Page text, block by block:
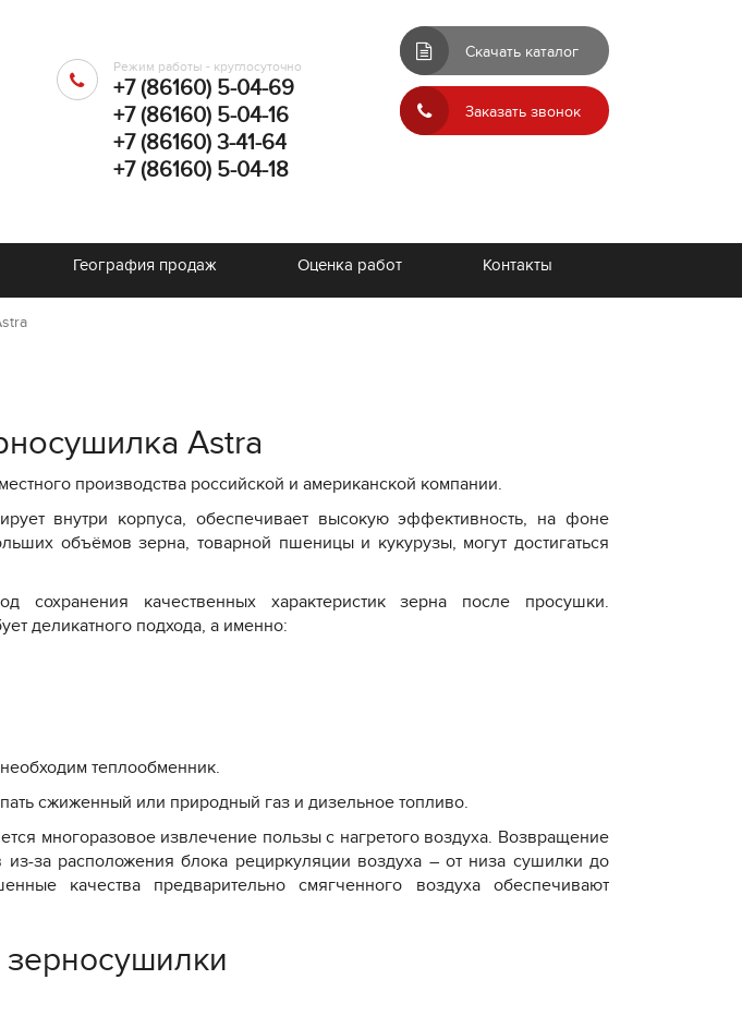
Режим работы - круглосуточно
+7 (86160) 5-04-69
+7 (86160) 5-04-16
+7 (86160) 3-41-64
+7 (86160) 5-04-18
Скачать каталог
Заказать звонок
География продаж Оценка работ Контакты
Astra
производства российской и американской компании.
внутри корпуса, обеспечивает высокую эффективность, на фоне
объёмов зерна, товарной пшеницы и кукурузы, могут достигаться
сохранения качественных характеристик зерна после просушки.
деликатного подхода, а именно:
теплообменник.
сжиженный или природный газ и дизельное топливо.
многоразовое извлечение пользы с нагретого воздуха. Возвращение
из-за расположения блока рециркуляции воздуха – от низа сушилки до
качества предварительно смягченного воздуха обеспечивают